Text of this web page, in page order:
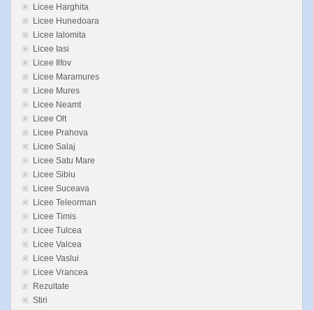
Licee Harghita
Licee Hunedoara
Licee Ialomita
Licee Iasi
Licee Ilfov
Licee Maramures
Licee Mures
Licee Neamt
Licee Olt
Licee Prahova
Licee Salaj
Licee Satu Mare
Licee Sibiu
Licee Suceava
Licee Teleorman
Licee Timis
Licee Tulcea
Licee Valcea
Licee Vaslui
Licee Vrancea
Rezultate
Stiri